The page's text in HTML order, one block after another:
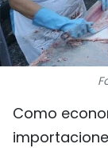
Como